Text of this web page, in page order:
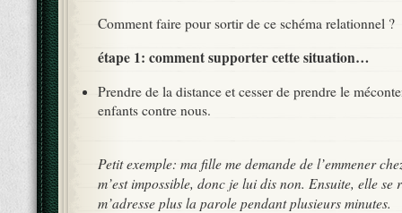
Comment faire pour sortir de ce schéma relationnel ?
étape 1: comment supporter cette situation…
Prendre de la distance et cesser de prendre le
enfants contre nous.
Petit exemple: ma fille me demande de l’emmener
m’est impossible, donc je lui dis non. Ensuite, elle se
m’adresse plus la parole pendant plusieurs minutes.